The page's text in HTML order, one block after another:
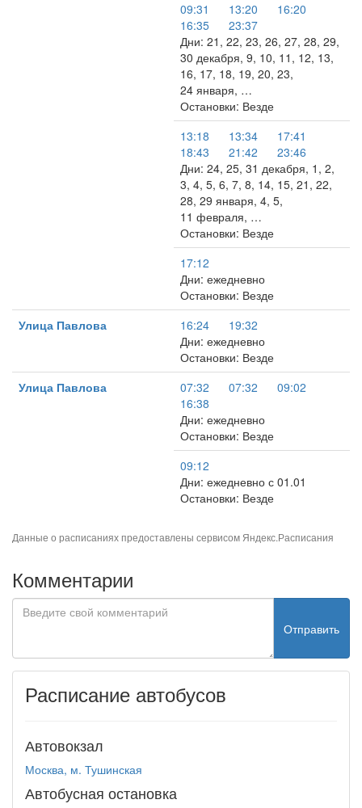
09:31
13:20
16:20
16:35
23:37
Дни: 21, 22, 23, 26, 27, 28, 29,
30 декабря, 9, 10, 11, 12, 13,
16, 17, 18, 19, 20, 23,
24 января, …
Остановки: Везде
13:18
13:34
17:41
18:43
21:42
23:46
Дни: 24, 25, 31 декабря, 1, 2,
3, 4, 5, 6, 7, 8, 14, 15, 21, 22,
28, 29 января, 4, 5,
11 февраля, …
Остановки: Везде
17:12
Дни: ежедневно
Остановки: Везде
Улица Павлова
16:24
19:32
Дни: ежедневно
Остановки: Везде
Улица Павлова
07:32 07:32
09:02
16:38
Дни: ежедневно
Остановки: Везде
09:12
Дни: ежедневно с 01.01
Остановки: Везде
Данные о расписаниях предоставлены сервисом Яндекс.Расписания
Комментарии
Отправить
Расписание автобусов
Автовокзал
Москва, м. Тушинская
Автобусная остановка